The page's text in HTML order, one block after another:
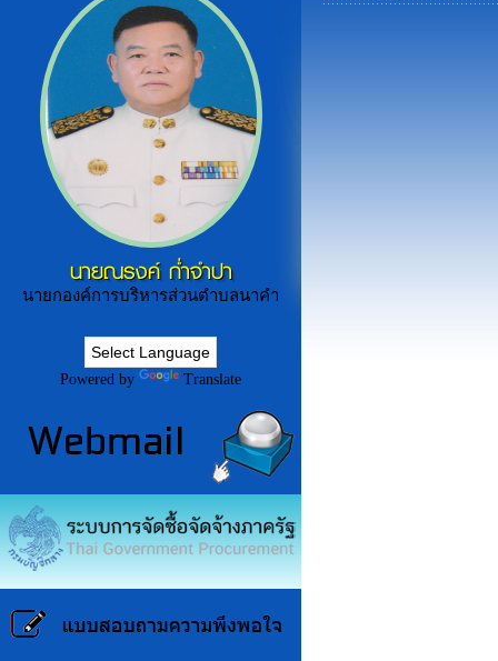
นายณรงค์ ก่ำจำปา
นายกองค์การบริหารส่วนตำบลนาคำ
Powered by Translate